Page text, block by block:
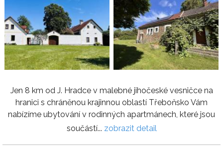
Jen 8 km od J. Hradce v malebné jihočeské vesničce na
hranici s chráněnou krajinnou oblastí Třeboňsko Vám
nabízíme ubytování v rodinných apartmánech, které jsou
součástí... zobrazit detail